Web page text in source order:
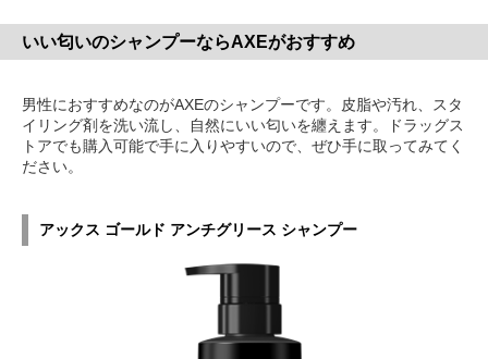
いい匂いのシャンプーならAXEがおすすめ
男性におすすめなのがAXEのシャンプーです。皮脂や汚れ、スタ
イリング剤を洗い流し、自然にいい匂いを纏えます。ドラッグス
トアでも購入可能で手に入りやすいので、ぜひ手に取ってみてく
ださい。
アックス ゴールド アンチグリース シャンプー